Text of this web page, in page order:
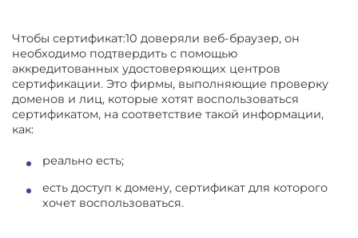
Чтобы сертификат:10 доверяли веб-браузер, он
необходимо подтвердить с помощью
аккредитованных удостоверяющих центров
сертификации. Это фирмы, выполняющие проверку
доменов и лиц, которые хотят воспользоваться
сертификатом, на соответствие такой информации,
как:
реально есть;
есть доступ к домену, сертификат для которого
хочет воспользоваться.